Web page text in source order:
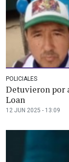
POLICIALES
Detuvieron por
Loan
12 JUN 2025 - 13:09